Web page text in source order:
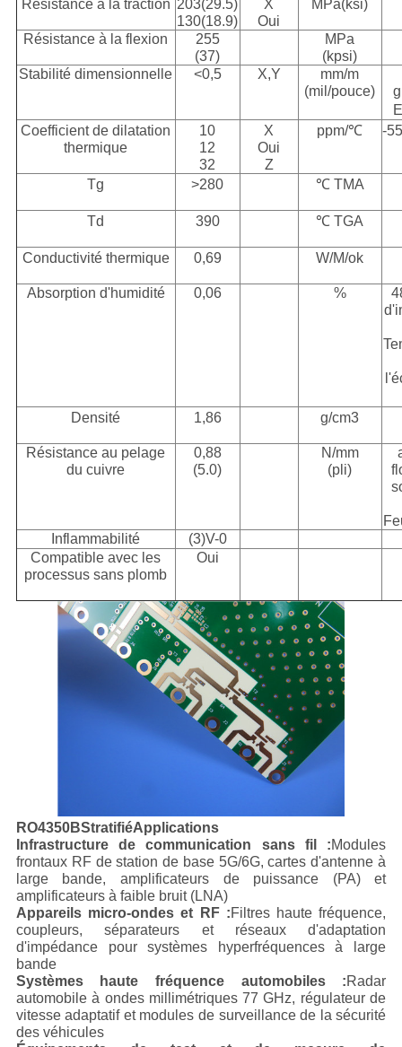
Résistance à la traction 203(29.5)
130(18.9)
X
Oui
MPa(ksi)
Résistance à la flexion
255
(37)
MPa
(kpsi)
Stabilité dimensionnelle
<0,5 X,Y
mm/m
(mil/pouce)
Coefficient de dilatation
thermique
10
12
32
X
Oui
Z
ppm/℃ -
Tg >280 ℃ TMA
Td 390 ℃ TGA
Conductivité thermique 0,69 W/M/ok
Absorption d'humidité 0,06 %
Densité 1,86 g/cm3
Résistance au pelage
du cuivre
0,88
(5.0)
N/mm
(pli)
Inflammabilité
(3)V-0
Compatible avec les
processus sans plomb
Oui
RO4350BStratifiéApplications
Infrastructure de communication sans fil :Modules
frontaux RF de station de base 5G/6G, cartes d'antenne à
large bande, amplificateurs de puissance (PA) et
amplificateurs à faible bruit (LNA)
Appareils micro-ondes et RF :Filtres haute fréquence,
coupleurs, séparateurs et réseaux d'adaptation
d'impédance pour systèmes hyperfréquences à large
bande
Systèmes haute fréquence automobiles :Radar
automobile à ondes millimétriques 77 GHz, régulateur de
vitesse adaptatif et modules de surveillance de la sécurité
des véhicules